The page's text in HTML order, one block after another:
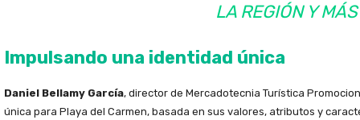
LA REGIÓN Y
Impulsando una identidad única
Daniel Bellamy García, director de Mercadotecnia Turística
única para Playa del Carmen, basada en sus valores, atributos y